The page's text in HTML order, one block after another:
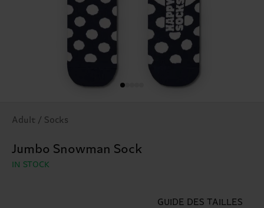
Adult / Socks
Jumbo Snowman Sock
IN STOCK
GUIDE DES TAILLES